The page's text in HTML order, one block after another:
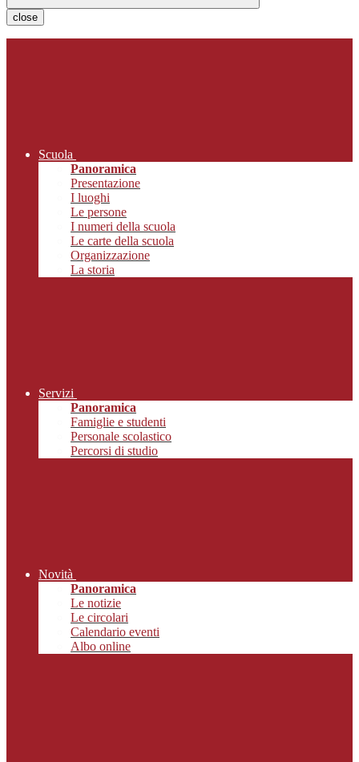
close
Scuola
Panoramica
Presentazione
I luoghi
Le persone
I numeri della scuola
Le carte della scuola
Organizzazione
La storia
Servizi
Panoramica
Famiglie e studenti
Personale scolastico
Percorsi di studio
Novità
Panoramica
Le notizie
Le circolari
Calendario eventi
Albo online